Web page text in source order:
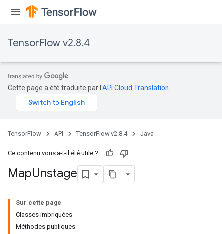
TensorFlow v2.8.4
Cette page a été traduite par l'API Cloud Translation
TensorFlow API TensorFlow v2.8.4 Java
Ce contenu vous a-t-il été utile ?
MapUnstage
Sur cette page
Classes imbriquées
Méthodes publiques